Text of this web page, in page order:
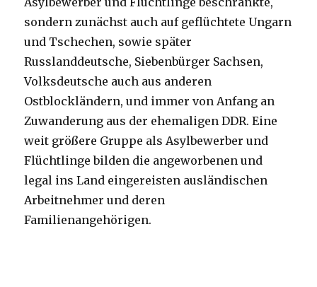
sondern zunächst auch auf geflüchtete Ungarn
und Tschechen, sowie später
Russlanddeutsche, Siebenbürger Sachsen,
Volksdeutsche auch aus anderen
Ostblockländern, und immer von Anfang an
Zuwanderung aus der ehemaligen DDR. Eine
weit größere Gruppe als Asylbewerber und
Flüchtlinge bilden die angeworbenen und
legal ins Land eingereisten ausländischen
Arbeitnehmer und deren
Familienangehörigen.